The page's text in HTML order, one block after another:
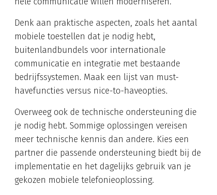
Denk aan praktische aspecten, zoals het aantal
mobiele toestellen dat je nodig hebt,
buitenlandbundels voor internationale
communicatie en integratie met bestaande
bedrijfssystemen. Maak een lijst van must-
havefuncties versus nice-to-haveopties.
Overweeg ook de technische ondersteuning die
je nodig hebt. Sommige oplossingen vereisen
meer technische kennis dan andere. Kies een
partner die passende ondersteuning biedt bij de
implementatie en het dagelijks gebruik van je
gekozen mobiele telefonieoplossing.